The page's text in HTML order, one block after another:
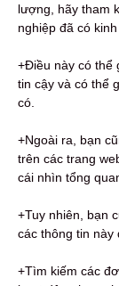
lượng, hãy tham
nghiệp đã có
+Điều này có thể
tin cậy và có thể
có.
+Ngoài ra, bạn
trên các trang
cái nhìn tổng
+Tuy nhiên, bạn
các thông tin này
+Tìm kiếm các